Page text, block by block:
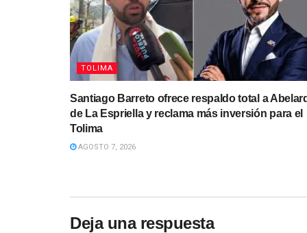
TOLIMA
Santiago Barreto ofrece respaldo total a
de La Espriella y reclama más inversión para el
Tolima
AGOSTO 7, 2026
Deja una respuesta